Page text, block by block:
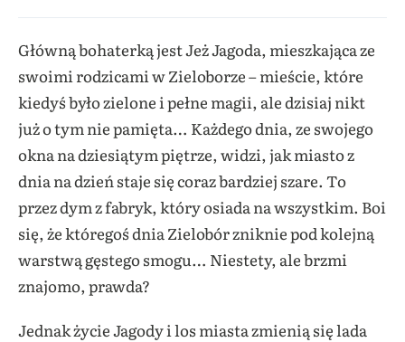
Główną bohaterką jest Jeż Jagoda, mieszkająca ze
swoimi rodzicami w Zieloborze – mieście, które
kiedyś było zielone i pełne magii, ale dzisiaj nikt
już o tym nie pamięta… Każdego dnia, ze swojego
okna na dziesiątym piętrze, widzi, jak miasto z
dnia na dzień staje się coraz bardziej szare. To
przez dym z fabryk, który osiada na wszystkim. Boi
się, że któregoś dnia Zielobór zniknie pod kolejną
warstwą gęstego smogu… Niestety, ale brzmi
znajomo, prawda?
Jednak życie Jagody i los miasta zmienią się lada